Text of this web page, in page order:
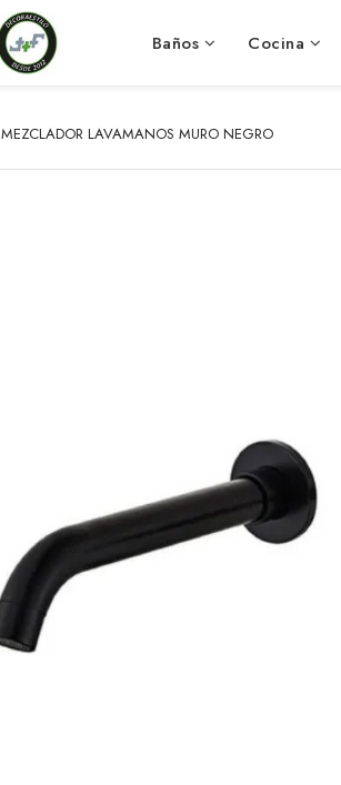
Baños Cocina
MEZCLADOR LAVAMANOS MURO NEGRO